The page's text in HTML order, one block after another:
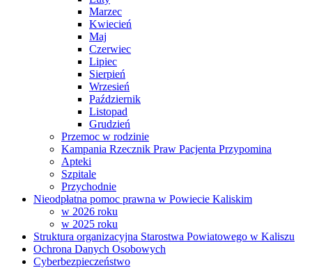
Marzec
Kwiecień
Maj
Czerwiec
Lipiec
Sierpień
Wrzesień
Październik
Listopad
Grudzień
Przemoc w rodzinie
Kampania Rzecznik Praw Pacjenta Przypomina
Apteki
Szpitale
Przychodnie
Nieodpłatna pomoc prawna w Powiecie Kaliskim
w 2026 roku
w 2025 roku
Struktura organizacyjna Starostwa Powiatowego w Kaliszu
Ochrona Danych Osobowych
Cyberbezpieczeństwo